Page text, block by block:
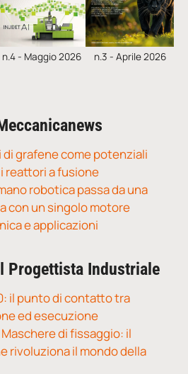
n.4 - Maggio 2026 n.3 - Aprile 2026
di grafene come potenziali
reattori a fusione
robotica passa da una
con un singolo motore
e applicazioni
Progettista Industriale
il punto di contatto tra
ed esecuzione
Maschere di fissaggio: il
rivoluziona il mondo della